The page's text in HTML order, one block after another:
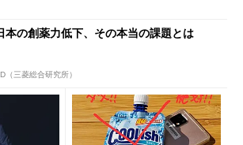
本の創薬力低下、その本当の課題とは
（三菱総合研究所）